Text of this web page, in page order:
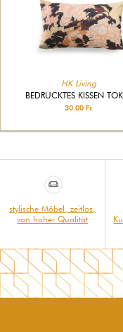
HK Living
BEDRUCKTES KISSEN
30.00 Fr.
stylische Möbel, zeitlos,
von hoher Qualität